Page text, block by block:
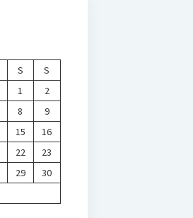
S
S
1
2
8
9
15
16
22
23
29
30